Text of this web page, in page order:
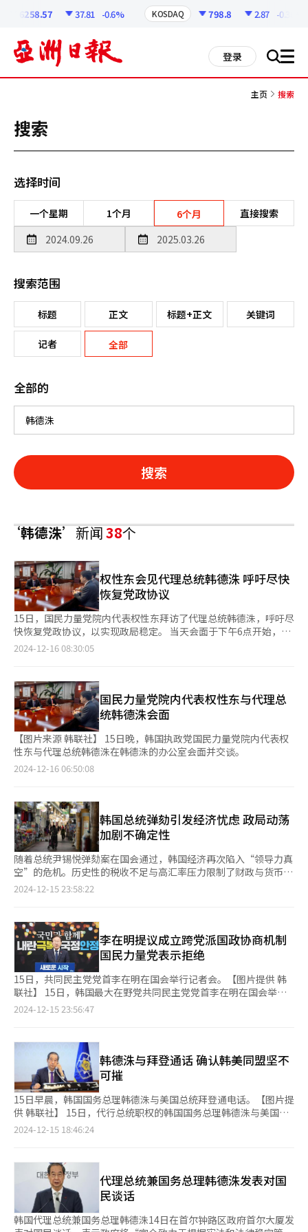
6258.57 37.81 -0.6% KOSDAQ 798.8 2.87 -0.36%
登录 搜 all
主页 搜索
搜索
选择时间
一个星期 1个月 6个月 直接搜索
搜索范围
标题 正文 标题+正文 关键词
记者 全部
全部的
搜索
‘韩德洙’新闻38个
权性东会见代理总统韩德洙 呼吁尽快
恢复党政协议
15日，国民力量党院内代表权性东拜访了代理总统韩德洙，呼吁尽
快恢复党政协议，以实现政局稳定。 当天会面于下午6点开始，持
续约30分钟。权性东表示：“为应对当前严峻的政局，党方面将全
定不移地推进国政管理。一旦党内事务整顿完毕，我们希望立即重
启高层党政协议与实务党政协议。”据朴琇民转述，韩德洙对此表
示同意，并承诺将积极推动党政协议尽快恢复。同时，他提到，为
确保内阁正常运作及政局稳定，正在采取多方面措施。 针对是否
讨论了总统尹锡悦夫人金建希相关议题及对“内乱特检法”否决权
行使的可能性，权性东回应：“此次会面并非讨论具体事项的场
合。我们主要要求在党内局势稳定后立即召开高层和实务党政协议
会，具体议题可能通过正式渠道进行讨论。” 此外，权性东明确
与政府共同参与的跨党派国政稳定协商机制”提议。权性东补充
说：“鉴于当前局势的严峻性，除正式的党政协议外，我们也商定
将通过频繁会面，共同努力维护政局稳定。” 15日晚，韩国执政
党国民力量党院内代表权性东与代理总统韩德洙在韩德洙的办公室
会面并交谈。【图片来源 韩联社】
2024-12-16 08:30:05
国民力量党院内代表权性东与代理总
统韩德洙会面
【图片来源 韩联社】 15日晚，韩国执政党国民力量党院内代表权
性东与代理总统韩德洙在韩德洙的办公室会面并交谈。
2024-12-16 06:50:08
韩国总统弹劾引发经济忧虑 政局动荡
加剧不确定性
随着总统尹锡悦弹劾案在国会通过，韩国经济再次陷入“领导力真
空”的危机。历史性的税收不足与高汇率压力限制了财政与货币政
策的有效运作，加剧了国内外的不确定性。小微商户和个体工商户
策”的不确定性，已导致韩国明年经济增长预期被下调，而弹劾引
发的政局动荡可能进一步将增长率压低至1%左右。 14日，国会全
体会议通过了对尹锡悦的弹劾案，其总统职务被正式暂停。国务总
理韩德洙暂时代行总统职权，但由于牵涉紧急戒严事态，他也成为
调查对象。 尽管尹锡悦职务已暂停，政府内外普遍预计，政治混
乱将持续一段时间，并进一步加剧经济的不确定性。无论宪法法院
对弹劾案的审判结果如何，对尹锡悦涉嫌“内乱罪”的调查仍将继
续。如果对尹锡悦夫人金建希的特别检察调查全面启动，政局不稳
示：“弹劾案的通过只是解决了众多不确定性中的一个问题。因为
不确定宪法法院审判需要多长时间，短期内依然需要观察。” 虽
然政府在紧急戒严事态后强调维持国政稳定，但在美国新政府政策
变动、全球经济低迷及史无前例的内需长期萎缩等多重压力下，市
场普遍认为弹劾的经济影响可能超过预期。 高盛公司高级经济学
家权九训（音）在9日发布的《短暂戒严事态的影响》报告中指
出，与过去的弹劾事件相比，此次情况更为复杂。2004年前总统
卢武铉弹劾案和2016年前总统朴槿惠弹劾案通过时，分别受到中
放缓和美国保护主义的双重“逆风”。 尽管已进入年末旺季，但
消费低迷的迹象依然明显。根据韩国信用数据的统计，本月2日至9
日，全国小商户餐饮业的信用卡销售额同比减少9.0%。 全球投资
银行（IB）和国际信用评级机构也将当前的国内政治局势视为制约
明年经济增长的重大风险因素。高盛预计，韩国2025年的经济增
长率为1.8%，但下行风险在增加。韩国经济产业研究院经济研究
2024-12-15 23:58:22
李在明提议成立跨党派国政协商机制
国民力量党表示拒绝
15日，共同民主党党首李在明在国会举行记者会。【图片提供 韩
联社】 15日，韩国最大在野党共同民主党党首李在明在国会举行
记者会，提议组建国会与政府共同参与的跨党派国政稳定协商机
任展开积极合作。鉴于总统已被停职，国民力量党已不再是执政
党，目前重新回到了无朝野之分的中立状态。若国民力量党不予以
配合，便没有作为政党继续存在的理由。希望勿只顾眼前利益而淹
没在历史的浪潮中。 李在明强调恢复经济的重要性，承诺将推进
跨党派合作稳定市场、保护投资，消除经济风险。对于在野党内部
讨论过的弹劾国务总理韩德洙一事，李在明表示过多弹劾恐导致政
局混乱加剧，暂时不考虑对韩德洙启动弹劾程序。 李在明透露前
日与韩德洙进行通话，向他表明共同民主党希望总理不分朝野，秉
院表示，应尽快启动尹锡悦罢免程序，这是唯一让政局混乱最小化
的方法。同时应尽快成立独立检查组，彻查“紧急戒严”事态真
相，防止类似事件再次发生。 就尹锡悦表示决不放弃的立场，李
在明指出这是煽动国民、引发对立的做法，相信宪法法院会做出符
合国民常识的判决。对于是否考虑参加总统提前大选的问题，李在
明回答目前将集中力量克服危机。 总理室高级官员当天回应李在
2024-12-15 23:56:47
韩德洙与拜登通话 确认韩美同盟坚不
可摧
15日早晨，韩国国务总理韩德洙与美国总统拜登通电话。【图片提
供 韩联社】 15日，代行总统职权的韩国国务总理韩德洙与美国总
统拜登通电话，再次确认坚不可摧的韩美同盟。 据总理室消息，
政府将毫无差池地执行各项外交、安保政策，坚定不移地维持和发
展韩美同盟。 韩德洙还表示，目前韩美两国面临朝核威胁与俄朝
军事合作深化的局面，巩固韩美联合防卫态势比任何时候都更为重
要。 拜登高度评价韩国民主主义顽强的恢复力，称犹如铜墙铁壁
般的韩美同盟不会生变，愿同韩方一道努力发展深化韩美同盟、韩
2024-12-15 18:46:24
代理总统兼国务总理韩德洙发表对国
民谈话
韩国代理总统兼国务总理韩德洙14日在首尔钟路区政府首尔大厦发